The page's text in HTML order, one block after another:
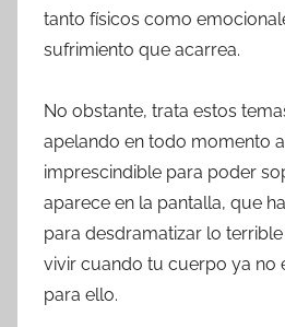
tanto físicos como
sufrimiento que acarrea.
No obstante, trata estos
apelando en todo momento
imprescindible para poder
aparece en la pantalla, que
para desdramatizar lo
vivir cuando tu cuerpo ya no
para ello.